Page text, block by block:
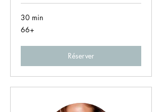
30 min
66+
66+
Réserver